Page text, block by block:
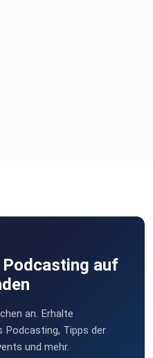
Podcasting auf
an. Erhalte
Podcasting, Tipps der
und mehr.